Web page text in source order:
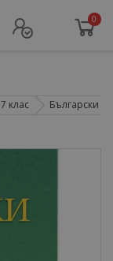
0
7 клас Български